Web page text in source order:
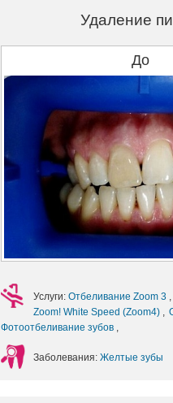
Удаление
До
Услуги: Отбеливание Zoom 3
Zoom! White Speed (Zoom4)
Фотоотбеливание зубов
Заболевания: Желтые зубы